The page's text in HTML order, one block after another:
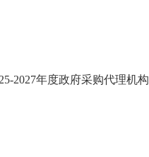
年度政府采购代理机构